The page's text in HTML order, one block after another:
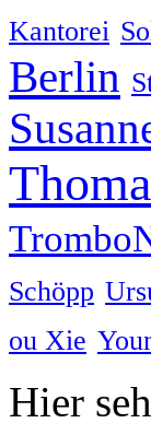
Kantorei
Berlin
Schöpp
ou Xie
Hier